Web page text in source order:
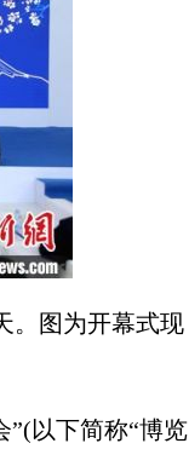
。图为开幕式现
以下简称“博览